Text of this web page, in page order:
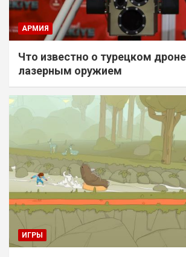
АРМИЯ
Что известно о турецком
лазерным оружием
ИГРЫ